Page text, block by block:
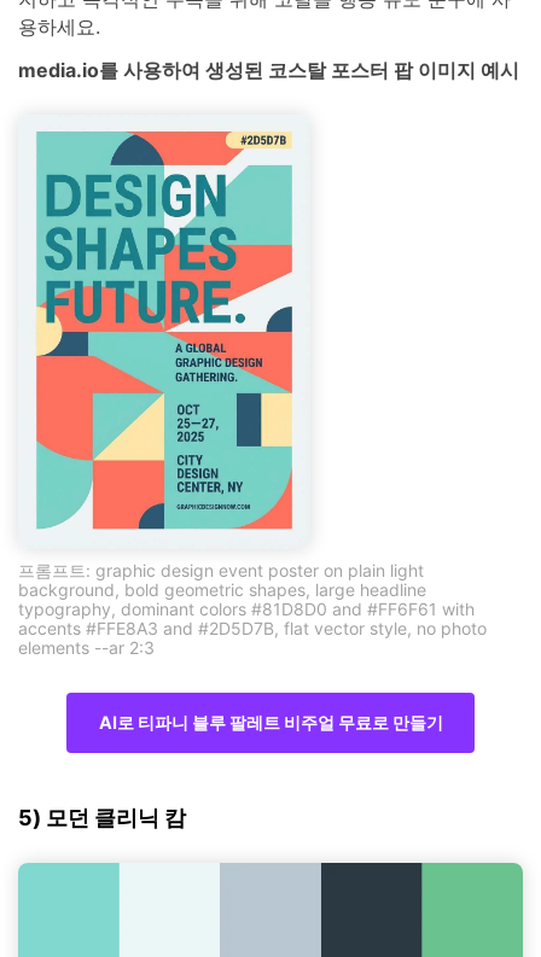
용하세요.
media.io를 사용하여 생성된 코스탈 포스터 팝 이미지 예시
프롬프트: graphic design event poster on plain light
background, bold geometric shapes, large headline
typography, dominant colors #81D8D0 and #FF6F61 with
accents #FFE8A3 and #2D5D7B, flat vector style, no photo
elements --ar 2:3
AI로 티파니 블루 팔레트 비주얼 무료로 만들기
5) 모던 클리닉 캄